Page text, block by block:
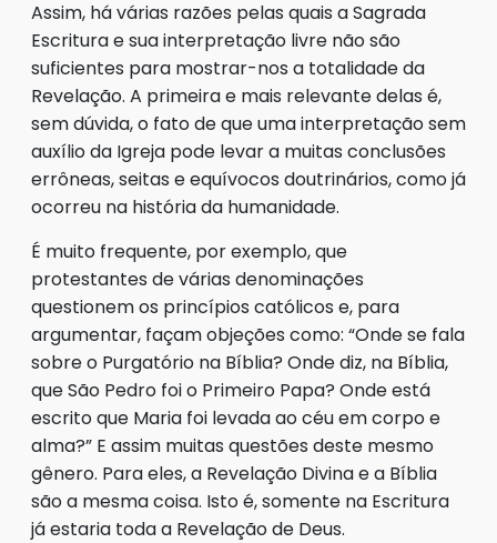
Assim, há várias razões pelas quais a Sagrada
Escritura e sua interpretação livre não são
suficientes para mostrar-nos a totalidade da
Revelação. A primeira e mais relevante delas é,
sem dúvida, o fato de que uma interpretação sem
auxílio da Igreja pode levar a muitas conclusões
errôneas, seitas e equívocos doutrinários, como já
ocorreu na história da humanidade.
É muito frequente, por exemplo, que
protestantes de várias denominações
questionem os princípios católicos e, para
argumentar, façam objeções como: “Onde se fala
sobre o Purgatório na Bíblia? Onde diz, na Bíblia,
que São Pedro foi o Primeiro Papa? Onde está
escrito que Maria foi levada ao céu em corpo e
alma?” E assim muitas questões deste mesmo
gênero. Para eles, a Revelação Divina e a Bíblia
são a mesma coisa. Isto é, somente na Escritura
já estaria toda a Revelação de Deus.